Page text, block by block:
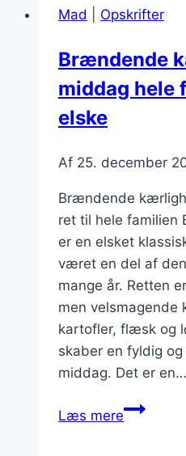
og
løg
Mad Opskrifter
Brændende
middag hele
elske
Af 25. december
Brændende
ret til hele
er en elsket
været en del af
mange år. Retten
men velsmagende
kartofler, flæsk og
skaber en fyldig
middag. Det er en…
Læs mere